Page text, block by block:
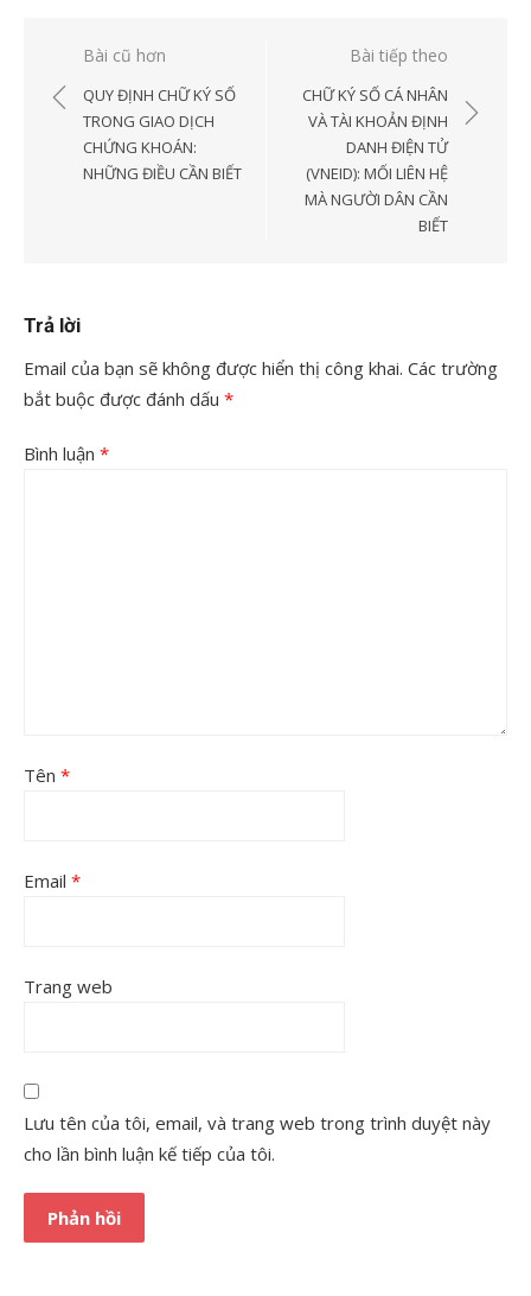
Điều
hướng
viết
Bài cũ hơn
QUY ĐỊNH CHỮ KÝ SỐ
TRONG GIAO DỊCH
CHỨNG KHOÁN:
NHỮNG ĐIỀU CẦN BIẾT
Bài tiếp theo
CHỮ KÝ SỐ CÁ NHÂN
VÀ TÀI KHOẢN ĐỊNH
DANH ĐIỆN TỬ
(VNEID): MỐI LIÊN HỆ
MÀ NGƯỜI DÂN CẦN
BIẾT
Trả lời
Email của bạn sẽ không được hiển thị công khai. Các trường
bắt buộc được đánh dấu *
Bình luận *
Tên *
Email *
Trang web
Lưu tên của tôi, email, và trang web trong trình duyệt này
cho lần bình luận kế tiếp của tôi.